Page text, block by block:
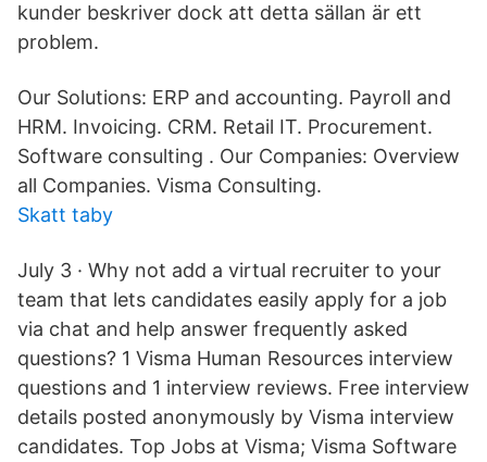
kunder beskriver dock att detta sällan är ett
problem.
Our Solutions: ERP and accounting. Payroll and
HRM. Invoicing. CRM. Retail IT. Procurement.
Software consulting . Our Companies: Overview
all Companies. Visma Consulting.
Skatt taby
July 3 · Why not add a virtual recruiter to your
team that lets candidates easily apply for a job
via chat and help answer frequently asked
questions? 1 Visma Human Resources interview
questions and 1 interview reviews. Free interview
details posted anonymously by Visma interview
candidates. Top Jobs at Visma; Visma Software